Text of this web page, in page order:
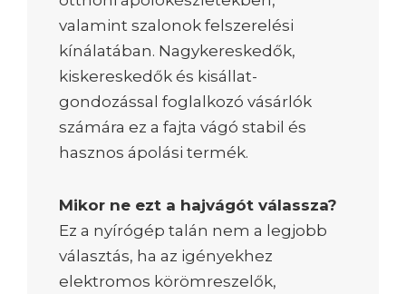
valamint szalonok felszerelési
kínálatában. Nagykereskedők,
kiskereskedők és kisállat-
gondozással foglalkozó vásárlók
számára ez a fajta vágó stabil és
hasznos ápolási termék.
Mikor ne ezt a hajvágót válassza?
Ez a nyírógép talán nem a legjobb
választás, ha az igényekhez
elektromos körömreszelők,